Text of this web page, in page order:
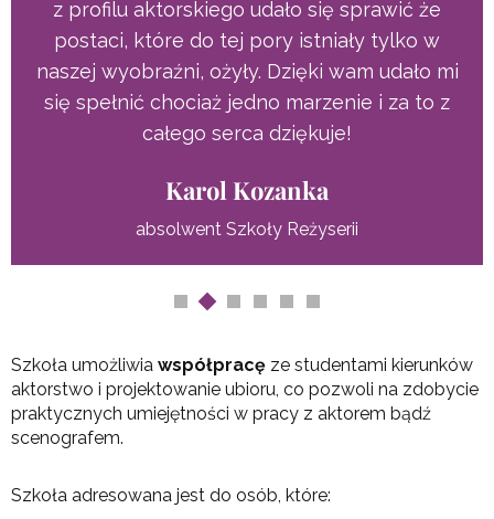
że
tylko w
udało mi
i za to z
Szkoła umożliwia współpracę ze studentami kierunków
aktorstwo i projektowanie ubioru, co pozwoli na zdobycie
praktycznych umiejętności w pracy z aktorem bądź
scenografem.
Szkoła adresowana jest do osób, które: